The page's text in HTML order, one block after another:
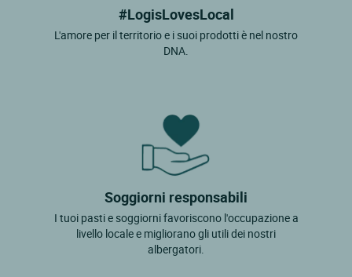
#LogisLovesLocal
L'amore per il territorio e i suoi prodotti è nel nostro
DNA.
Soggiorni responsabili
I tuoi pasti e soggiorni favoriscono l'occupazione a
livello locale e migliorano gli utili dei nostri
albergatori.